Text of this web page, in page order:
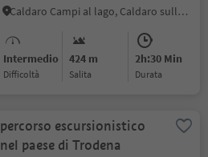
Caldaro Campi al lago, Caldaro sulla Strada del Vino, Strada del Vino
Intermedio
Difficoltà
424 m
Salita
2h:30 Min
durata
percorso escursionistico
nel paese di Trodena